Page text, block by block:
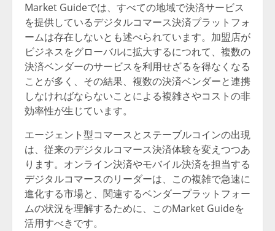
Market Guideでは、すべての地域で決済サービス
を提供しているデジタルコマース決済プラットフォ
ームは存在しないとも述べられています。加盟店が
ビジネスをグローバルに拡大するにつれて、複数の
決済ベンダーのサービスを利用せざるを得なくなる
ことが多く、その結果、複数の決済ベンダーと連携
しなければならないことによる複雑さやコストの非
効率性が生じています。
エージェント型コマースとステーブルコインの出現
は、従来のデジタルコマース決済体験を変えつつあ
ります。オンライン決済やモバイル決済を担当する
デジタルコマースのリーダーは、この複雑で急速に
進化する市場と、関連するベンダープラットフォー
ムの状況を理解するために、このMarket Guideを
活用すべきです。